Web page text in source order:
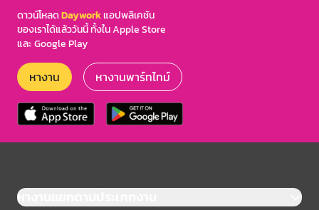
ดาวน์โหลดDayworkแอปพลิเคชัน
ของเราได้แล้ววันนี้ ทั้งใน Apple Store
และ Google Play
หางาน หางานพาร์ทไทม์
หางานแยกตามประเภทงาน